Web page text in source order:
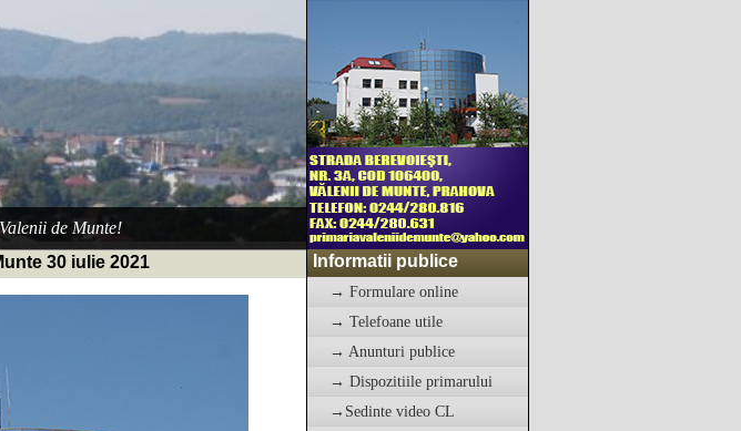
de Munte!
30 iulie 2021 Informatii publice
→ Formulare online
→ Telefoane utile
→ Anunturi publice
→ Dispozitiile primarului
→Sedinte video CL